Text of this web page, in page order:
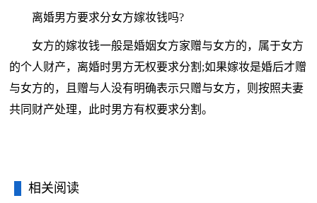
离婚男方要求分女方嫁妆钱吗?
女方的嫁妆钱一般是婚姻女方家赠与女方的，属于女方
的个人财产，离婚时男方无权要求分割;如果嫁妆是婚后才赠
与女方的，且赠与人没有明确表示只赠与女方，则按照夫妻
共同财产处理，此时男方有权要求分割。
相关阅读